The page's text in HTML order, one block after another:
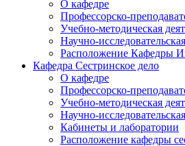
О кафедре
Профессорско-
Учебно-методическая
Научно-
Расположение Кафедры
Кафедра Сестринское дело
О кафедре
Профессорско-
Учебно-методическая
Научно-
Кабинеты и лаборатории
Расположение кафедры